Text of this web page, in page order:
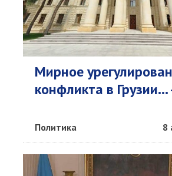
Мирное
конфликта в
Политика 8